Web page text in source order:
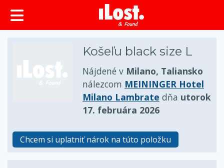
Košeľu black size L
Nájdené v Milano, Taliansko
nálezcom MEININGER Hotel
Milano Lambrate dňa utorok
17. februára 2026
Chcem si uplatniť nárok na túto položku